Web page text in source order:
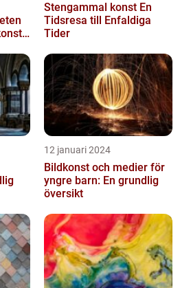
Stengammal konst En
Tidsresa till Enfaldiga
Tider
12 januari 2024
Bildkonst och medier för
yngre barn: En grundlig
översikt